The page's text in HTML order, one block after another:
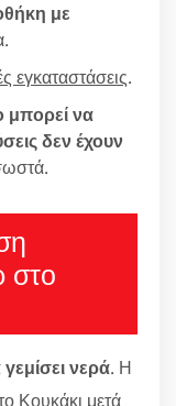
με
εγκαταστάσεις.
μπορεί να
δεν έχουν
στο
νερά. Η
Κουκάκι μετά